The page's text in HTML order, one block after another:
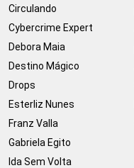
Circulando
Cybercrime Expert
Debora Maia
Destino Mágico
Drops
Esterliz Nunes
Franz Valla
Gabriela Egito
Ida Sem Volta